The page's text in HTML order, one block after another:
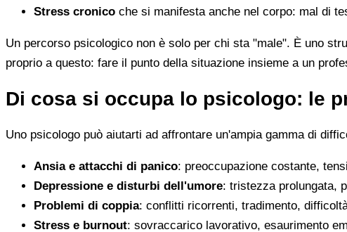
Stress cronico che si manifesta anche nel corpo: mal di
Un percorso psicologico non è solo per chi sta "male". È uno
proprio a questo: fare il punto della situazione insieme a un
Di cosa si occupa lo psicologo: le
Uno psicologo può aiutarti ad affrontare un'ampia gamma di
Ansia e attacchi di panico: preoccupazione costante,
Depressione e disturbi dell'umore: tristezza prolungata,
Problemi di coppia: conflitti ricorrenti, tradimento,
Stress e burnout: sovraccarico lavorativo, esaurimento